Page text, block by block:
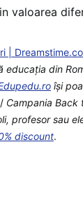
valoarea
|
educaţia din
îşi
Campania Back
profesor sau
discount.